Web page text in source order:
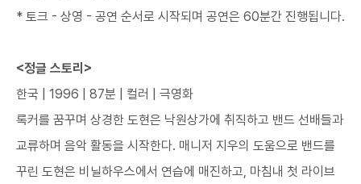
* 토크 - 상영 - 공연 순서로 시작되며 공연은 60분간 진행됩니다.
<정글 스토리>
한국 | 1996 | 87분 | 컬러 | 극영화
록커를 꿈꾸며 상경한 도현은 낙원상가에 취직하고 밴드 선배들과
교류하며 음악 활동을 시작한다. 매니저 지우의 도움으로 밴드를
꾸린 도현은 비닐하우스에서 연습에 매진하고, 마침내 첫 라이브